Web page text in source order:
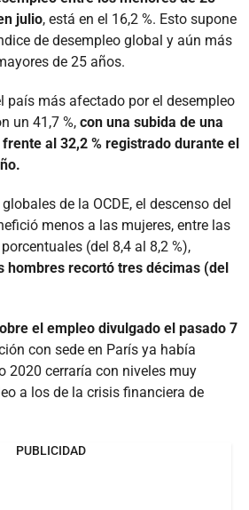
julio, está en el 16,2 %. Esto supone
de desempleo global y aún más
de 25 años.
país más afectado por el desempleo
un 41,7 %, con una subida de una
al 32,2 % registrado durante el
de la OCDE, el descenso del
menos a las mujeres, entre las
(del 8,4 al 8,2 %),
hombres recortó tres décimas (del
el empleo divulgado el pasado 7
con sede en París ya había
2020 cerraría con niveles muy
a los de la crisis financiera de
PUBLICIDAD